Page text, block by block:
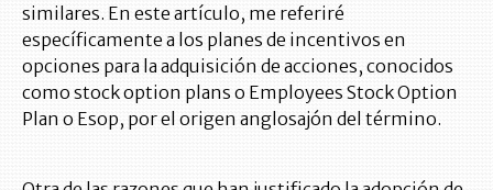
similares. En este artículo, me referiré
específicamente a los planes de incentivos en
opciones para la adquisición de acciones, conocidos
como stock option plans o Employees Stock Option
Plan o Esop, por el origen anglosajón del término.